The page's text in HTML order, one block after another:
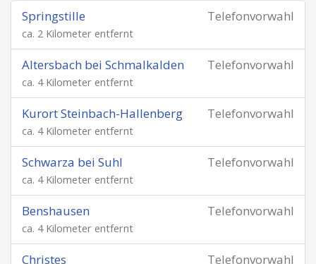
Telefonvorwahl
Springstille
ca. 2 Kilometer entfernt
Telefonvorwahl
Altersbach bei Schmalkalden
ca. 4 Kilometer entfernt
Telefonvorwahl
Kurort Steinbach-Hallenberg
ca. 4 Kilometer entfernt
Telefonvorwahl
Schwarza bei Suhl
ca. 4 Kilometer entfernt
Telefonvorwahl
Benshausen
ca. 4 Kilometer entfernt
Telefonvorwahl
Christes